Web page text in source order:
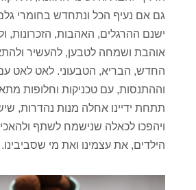
גם אם נעיף הכל ונתחדש בחומרי
ישנם ההרגלים, האהבות, הזכרונות,
אוהבת ושמחה לטבען, להעשיר
החדש, הבריא, הטבעוני. לאט לאט
וההתנסות, עם טכניקות וחלופות
תתחת ידיינו אחלה מנות נהדרות,
ויהפכו לכאלה שנישמח לשתף
הילדים, את עצמינו ואת מי שסביבינו.